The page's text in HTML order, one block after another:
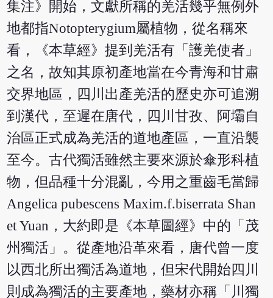
集注》開始，文獻所稱的羌活幾乎無例外
地都指Notopterygium屬植物，從名稱來
看，《本草經》提到羌活有「護羌使者」
之名，故知其原初產地當在今青海和甘肅
交界地區，四川出產羌活的歷史亦可追溯
到漢代，至遲在唐代，四川甘孜、阿壩自
治區正式成為羌活的道地產區，一直沿襲
至今。古代獨活雖然主要來源於傘形科植
物，但品種十分混亂，今用之重齒毛當歸
Angelica pubescens Maxim.f.biserrata Shan
et Yuan，大約即是《本草圖經》中的「茂
州獨活」。從產地沿革來看，唐代曾一度
以西北所出獨活為道地，但宋代開始四川
則成為獨活的主要產地，藥材亦稱「川獨